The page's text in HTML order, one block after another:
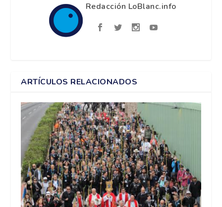
Redacción LoBlanc.info
ARTÍCULOS RELACIONADOS